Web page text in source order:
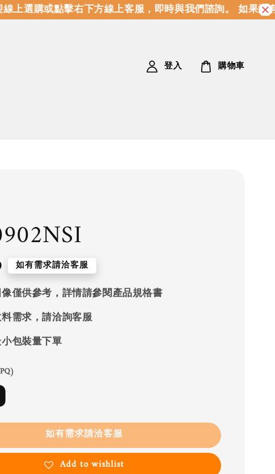
選購或點擊右下方線上客服，即時與我們諮詢。 如果沒有
登入 購物車
如有需求請洽客服
僅供參考，詳情請參閱產品規格書
需求，請洽詢客服
包裝量下單
如有需求請洽客服
Add to wishlist